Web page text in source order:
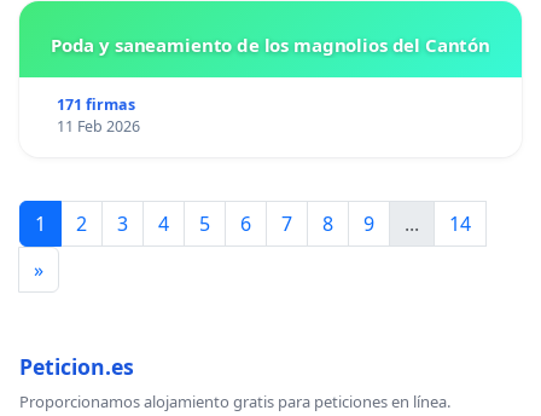
Poda y saneamiento de los magnolios del Cantón
171 firmas
11 Feb 2026
1 2 3 4 5 6 7 8 9 ...
14
»
Peticion.es
Proporcionamos alojamiento gratis para peticiones en línea.